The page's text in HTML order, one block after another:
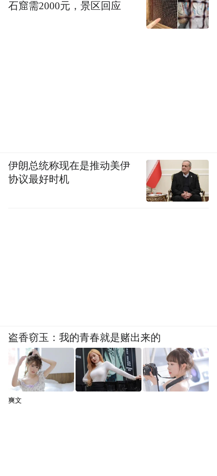
石窟需2000元，景区回应
伊朗总统称现在是推动美伊
协议最好时机
盗香窃玉：我的青春就是赌出来的
爽文